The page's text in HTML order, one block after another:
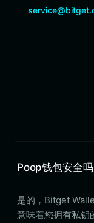
Poop钱包安全吗
是的，Bitget
意味着您拥有私钥